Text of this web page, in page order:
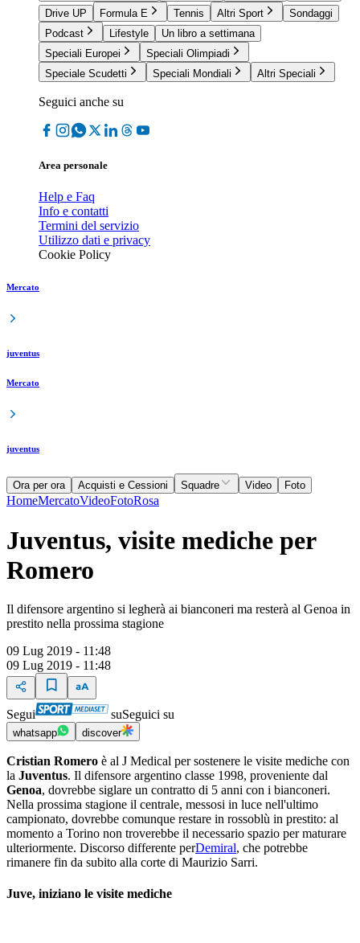
Drive UP
Formula E Tennis Altri Sport
Sondaggi
Podcast
Lifestyle
Un libro a settimana
Speciali Europei
Speciali Olimpiadi
Speciale Scudetti
Speciali Mondiali Altri Speciali
Seguici anche su
Area personale
Help e Faq
Info e contatti
Termini del servizio
Utilizzo dati e privacy
Cookie Policy
Mercato
juventus
Mercato
juventus
Ora per ora Acquisti e Cessioni Squadre Video Foto
HomeMercatoVideoFotoRosa
Juventus, visite mediche per
Romero
Il difensore argentino si legherà ai bianconeri ma resterà al Genoa in
prestito nella prossima stagione
09 Lug 2019 - 11:48
09 Lug 2019 - 11:48
Segui suSeguici su
whatsapp discover
Cristian Romero è al J Medical per sostenere le visite mediche con
la Juventus. Il difensore argentino classe 1998, proveniente dal
Genoa, dovrebbe siglare un contratto di 5 anni con i bianconeri.
Nella prossima stagione il centrale, messosi in luce nell'ultimo
campionato, dovrebbe comunque restare in rossoblù in prestito: al
momento a Torino non troverebbe il necessario spazio per maturare
ulteriormente. Discorso differente perDemiral, che potrebbe
rimanere fin da subito alla corte di Maurizio Sarri.
Juve, iniziano le visite mediche